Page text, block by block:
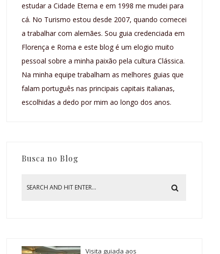
estudar a Cidade Eterna e em 1998 me mudei para
cá. No Turismo estou desde 2007, quando comecei
a trabalhar com alemães. Sou guia credenciada em
Florença e Roma e este blog é um elogio muito
pessoal sobre a minha paixão pela cultura Clássica.
Na minha equipe trabalham as melhores guias que
falam português nas principais capitais italianas,
escolhidas a dedo por mim ao longo dos anos.
Busca no Blog
Visita guiada aos